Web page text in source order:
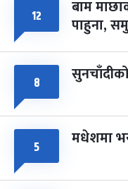
८ फागुपूर्णिमा
चैत्र ८, २०८३-Mar
१२ बाम
पाहुना,
८
५ मधेशमा